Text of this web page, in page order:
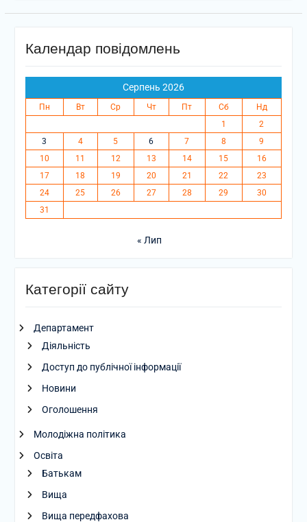
Календар повідомлень
Серпень 2026
Пн Вт Ср Чт Пт Сб
Нд
1
2
3
4 5 6 7 8
9
10
11 12 13 14 15
16
17
18 19 20 21 22
23
24
25 26 27 28 29
30
31
« Лип
Категорії сайту
Департамент
Діяльність
Доступ до публічної інформації
Новини
Оголошення
Молодіжна політика
Освіта
Батькам
Вища
Вища передфахова